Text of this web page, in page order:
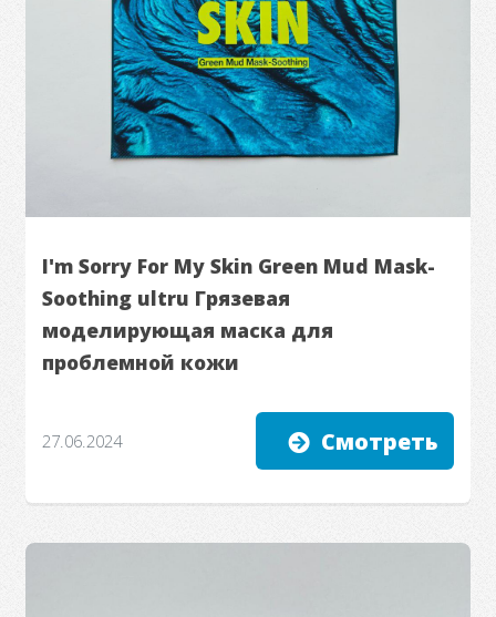
I'm Sorry For My Skin Green Mud Mask-
Soothing ultru Грязевая
моделирующая маска для
проблемной кожи
27.06.2024 Смотреть